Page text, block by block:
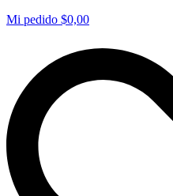
Mi pedido $0,00